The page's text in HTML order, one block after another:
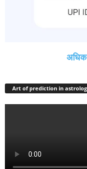
अधिक
Art of prediction in